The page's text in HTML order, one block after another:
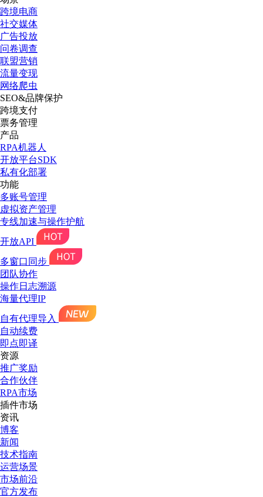
跨境电商
社交媒体
广告投放
问卷调查
联盟营销
流量变现
网络爬虫
SEO&品牌保护
跨境支付
票务管理
产品
RPA机器人
开放平台SDK
私有化部署
功能
多账号管理
虚拟资产管理
专线加速与操作护航
开放API
多窗口同步
团队协作
操作日志溯源
海量代理IP
自有代理导入
自动续费
即点即译
资源
推广奖励
合作伙伴
RPA市场
插件市场
资讯
博客
新闻
技术指南
运营场景
市场前沿
官方发布